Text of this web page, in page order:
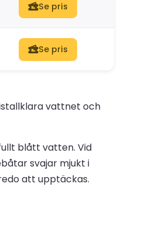
Se pris
Se pris
vattnet och
blått vatten. Vid
svajar mjukt i
att upptäckas.